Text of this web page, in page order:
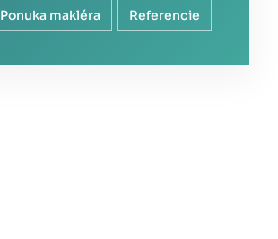
Ponuka makléra Referencie